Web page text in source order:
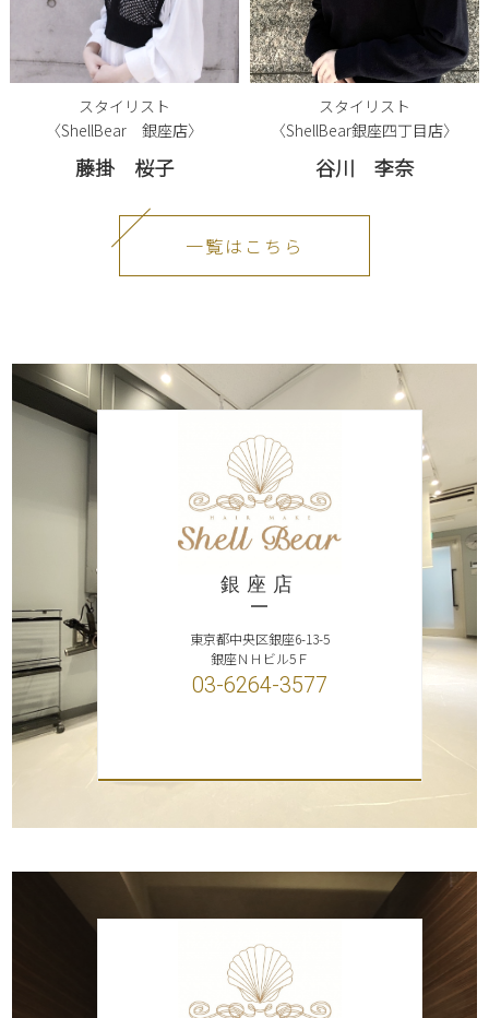
スタイリスト
〈ShellBear 銀座店〉
藤掛 桜子
スタイリスト
〈ShellBear銀座四丁目店〉
谷川 李奈
一覧はこちら
銀座店
東京都中央区銀座6-13-5
銀座ＮＨビル5Ｆ
03-6264-3577